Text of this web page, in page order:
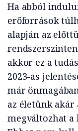
Ha abból
erőforrások
alapján az
akkor ez a
2023-as
már
az életünk
megváltozhat a